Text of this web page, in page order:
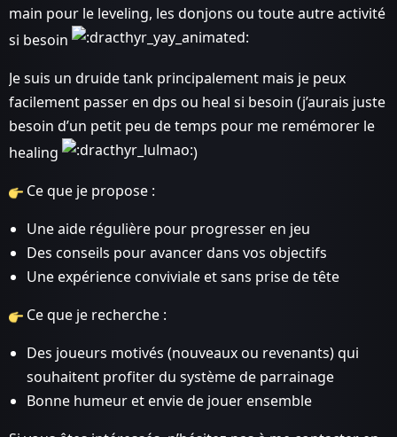
main pour le leveling, les donjons ou toute autre activité
si besoin
Je suis un druide tank principalement mais je peux
facilement passer en dps ou heal si besoin (j’aurais juste
besoin d’un petit peu de temps pour me remémorer le
healing
)
Ce que je propose :
Une aide régulière pour progresser en jeu
Des conseils pour avancer dans vos objectifs
Une expérience conviviale et sans prise de tête
Ce que je recherche :
Des joueurs motivés (nouveaux ou revenants) qui
souhaitent profiter du système de parrainage
Bonne humeur et envie de jouer ensemble